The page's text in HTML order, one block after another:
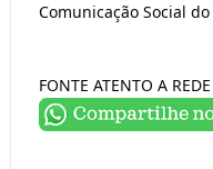
Comunicação Social
FONTE ATENTO A REDE